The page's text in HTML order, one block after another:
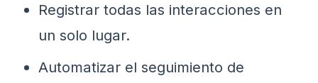
Registrar todas las interacciones en
un solo lugar.
Automatizar el seguimiento de